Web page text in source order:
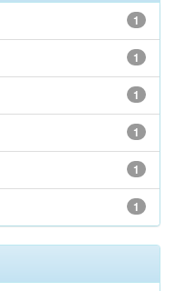
1
1
1
1
1
1